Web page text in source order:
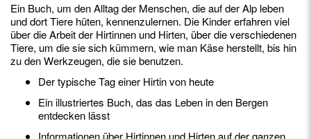
Ein Buch, um den Alltag der Menschen, die auf der Alp leben
und dort Tiere hüten, kennenzulernen. Die Kinder erfahren viel
über die Arbeit der Hirtinnen und Hirten, über die verschiedenen
Tiere, um die sie sich kümmern, wie man Käse herstellt, bis hin
zu den Werkzeugen, die sie benutzen.
Der typische Tag einer Hirtin von heute
Ein illustriertes Buch, das das Leben in den Bergen
entdecken lässt